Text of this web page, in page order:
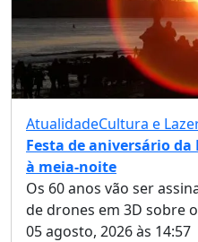
AtualidadeCultura e
Festa de aniversário da
à meia-noite
Os 60 anos vão ser
de drones em 3D sobre
05 agosto, 2026 às 14:57